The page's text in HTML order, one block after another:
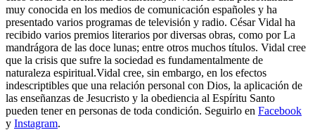
muy conocida en los medios de comunicación españoles y ha
presentado varios programas de televisión y radio. César Vidal ha
recibido varios premios literarios por diversas obras, como por La
mandrágora de las doce lunas; entre otros muchos títulos. Vidal cree
que la crisis que sufre la sociedad es fundamentalmente de
naturaleza espiritual.Vidal cree, sin embargo, en los efectos
indescriptibles que una relación personal con Dios, la aplicación de
las enseñanzas de Jesucristo y la obediencia al Espíritu Santo
pueden tener en personas de toda condición. Seguirlo en Facebook
y Instagram.